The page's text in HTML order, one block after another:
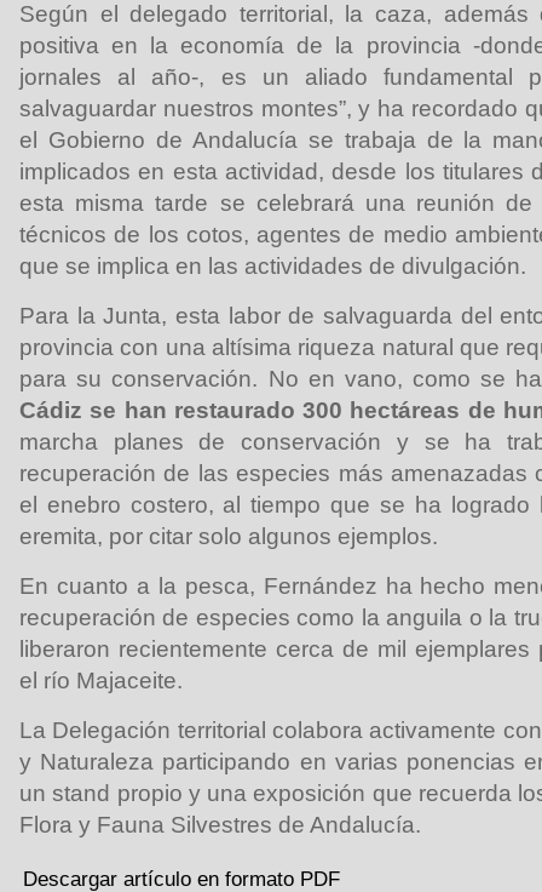
Según el delegado territorial, la caza,
positiva en la economía de la provincia -
jornales al año-, es un aliado fundamental
salvaguardar nuestros montes”, y ha recordado
el Gobierno de Andalucía se trabaja de la
implicados en esta actividad, desde los titulares
esta misma tarde se celebrará una reunión
técnicos de los cotos, agentes de medio
que se implica en las actividades de divulgación.
Para la Junta, esta labor de salvaguarda del
provincia con una altísima riqueza natural que
para su conservación. No en vano, como se
Cádiz se han restaurado 300 hectáreas de
marcha planes de conservación y se ha
recuperación de las especies más amenazadas
el enebro costero, al tiempo que se ha logrado
eremita, por citar solo algunos ejemplos.
En cuanto a la pesca, Fernández ha hecho
recuperación de especies como la anguila o la
liberaron recientemente cerca de mil
el río Majaceite.
La Delegación territorial colabora activamente
y Naturaleza participando en varias ponencias
un stand propio y una exposición que recuerda
Flora y Fauna Silvestres de Andalucía.
Descargar artículo en formato PDF